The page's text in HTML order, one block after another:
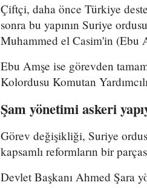
Çiftçi, daha önce Türkiye
sonra bu yapının Suriye
Muhammed el Casim'in (Ebu
Ebu Amşe ise görevden
Kolordusu Komutan
Şam yönetimi askeri
Görev değişikliği, Suriye
kapsamlı reformların bir
Devlet Başkanı Ahmed Şara